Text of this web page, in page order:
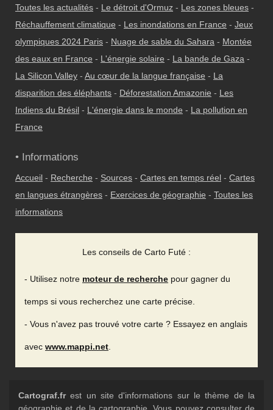
Toutes les actualités - Le détroit d'Ormuz - Les zones bleues -
Réchauffement climatique - Les inondations en France - Jeux
olympiques 2024 Paris - Nuage de sable du Sahara - Montée
des eaux en France - L'énergie solaire - La bande de Gaza -
La Silicon Valley - Au cœur de la langue française - La
disparition des éléphants - Déforestation Amazonie - Les
Indiens du Brésil - L'énergie dans le monde - La pollution en
France
• Informations
Accueil - Recherche - Sources - Cartes en temps réel - Cartes
en langues étrangères - Exercices de géographie - Toutes les
informations
Les conseils de Carto Futé :
- Utilisez notre moteur de recherche pour gagner du
temps si vous recherchez une carte précise.
- Vous n'avez pas trouvé votre carte ? Essayez en anglais
avec www.mappi.net
Cartograf.frest un site d'informations sur le thème de la